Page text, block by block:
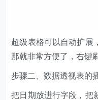
超级表格可以自动扩展
那就非常方便了，右键
步骤二、数据透视表的
把日期放进行字段，把